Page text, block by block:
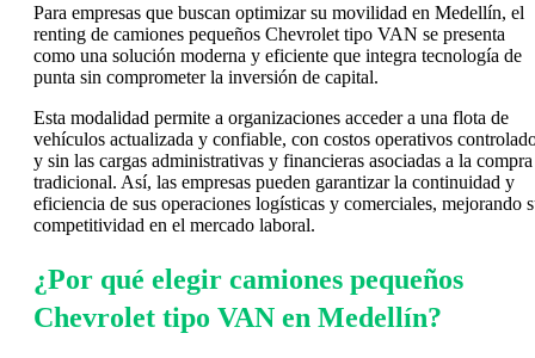
Para empresas que buscan optimizar su movilidad en Medellín, el
renting de camiones pequeños Chevrolet tipo VAN se presenta
como una solución moderna y eficiente que integra tecnología de
punta sin comprometer la inversión de capital.
Esta modalidad permite a organizaciones acceder a una flota de
vehículos actualizada y confiable, con costos operativos
y sin las cargas administrativas y financieras asociadas a la compra
tradicional. Así, las empresas pueden garantizar la continuidad y
eficiencia de sus operaciones logísticas y comerciales, mejorando
competitividad en el mercado laboral.
¿Por qué elegir camiones pequeños
Chevrolet tipo VAN en Medellín?